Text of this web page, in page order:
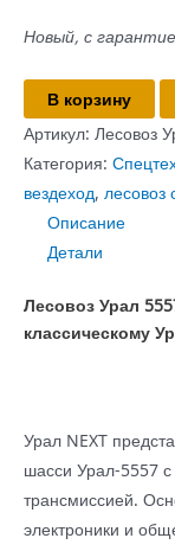
Новый, с
Количество
товара
Лесовоз
5557
ВМ10-
74
В корзину
Артикул: Лесовоз
Категория:
вездеход, лесовоз
Описание
Детали
Лесовоз Урал
классическому
Урал NEXT
шасси Урал-5557
трансмиссией.
электроники и